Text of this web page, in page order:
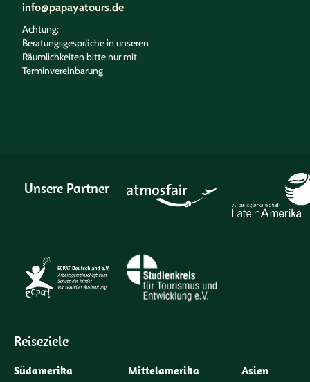
info@papayatours.de
Achtung:
Beratungsgespräche in unseren
Räumlichkeiten bitte nur mit
Terminvereinbarung
Unsere Partner
Reiseziele
Südamerika Mittelamerika Asien